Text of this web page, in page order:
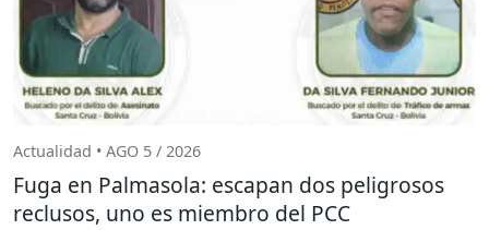
Actualidad • AGO 5 / 2026
Fuga en Palmasola: escapan dos peligrosos
reclusos, uno es miembro del PCC